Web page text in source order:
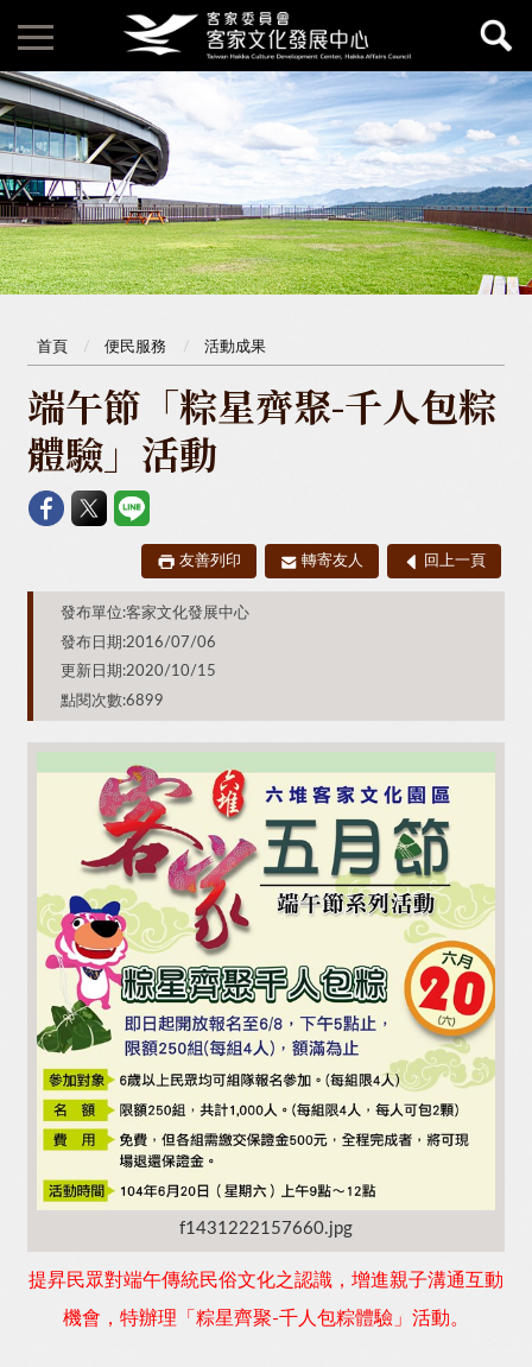
首頁 便民服務 活動成果
端午節「粽星齊聚-千人包粽
體驗」活動
友善列印 轉寄友人 回上一頁
發布單位:客家文化發展中心
發布日期:2016/07/06
更新日期:2020/10/15
點閱次數:6899
f1431222157660.jpg
提昇民眾對端午傳統民俗文化之認識，增進親子溝通互動
機會，特辦理「粽星齊聚-千人包粽體驗」活動。